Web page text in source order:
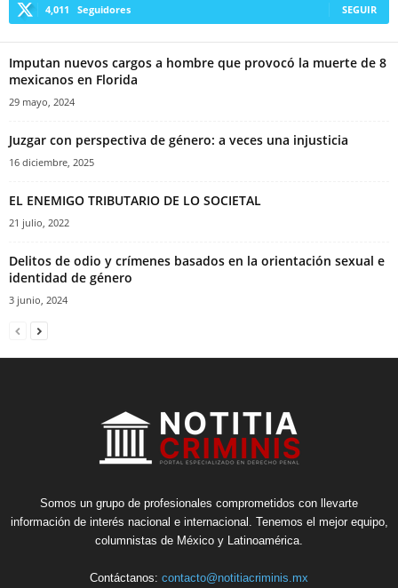
4,011 Seguidores SEGUIR
Imputan nuevos cargos a hombre que provocó la muerte de 8
mexicanos en Florida
29 mayo, 2024
Juzgar con perspectiva de género: a veces una injusticia
16 diciembre, 2025
EL ENEMIGO TRIBUTARIO DE LO SOCIETAL
21 julio, 2022
Delitos de odio y crímenes basados en la orientación sexual e
identidad de género
3 junio, 2024
Somos un grupo de profesionales comprometidos con llevarte
información de interés nacional e internacional. Tenemos el mejor equipo,
columnistas de México y Latinoamérica.
Contáctanos: contacto@notitiacriminis.mx